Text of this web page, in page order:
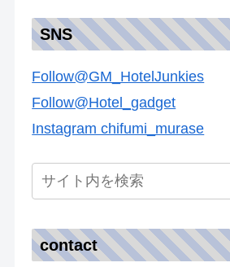
SNS
Follow@GM_HotelJunkies
Follow@Hotel_gadget
Instagram chifumi_murase
contact